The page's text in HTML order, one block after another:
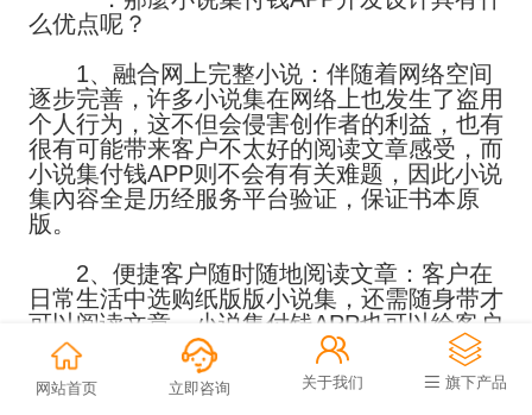
么优点呢？
1、融合网上完整小说：伴随着网络空间
逐步完善，许多小说集在网络上也发生了盗用
个人行为，这不但会侵害创作者的利益，也有
很有可能带来客户不太好的阅读文章感受，而
小说集付钱APP则不会有有关难题，因此小说
集內容全是历经服务平台验证，保证书本原
版。
2、便捷客户随时随地阅读文章：客户在
日常生活中选购纸版版小说集，还需随身带才
可以阅读文章，小说集付钱APP也可以给客户
提供便利，客户能够随时进行阅读文章感受，
而且服务平台还自动保存客户的阅读历史，那
样客户下一次阅读文章就不用花费时间找寻阅
网站首页 立即咨询

关于我们

旗下产品